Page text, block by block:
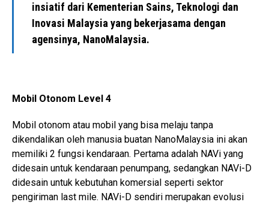
insiatif dari Kementerian Sains, Teknologi dan
Inovasi Malaysia yang bekerjasama dengan
agensinya, NanoMalaysia.
Mobil Otonom Level 4
Mobil otonom atau mobil yang bisa melaju tanpa
dikendalikan oleh manusia buatan NanoMalaysia ini akan
memiliki 2 fungsi kendaraan. Pertama adalah NAVi yang
didesain untuk kendaraan penumpang, sedangkan NAVi-D
didesain untuk kebutuhan komersial seperti sektor
pengiriman last mile. NAVi-D sendiri merupakan evolusi